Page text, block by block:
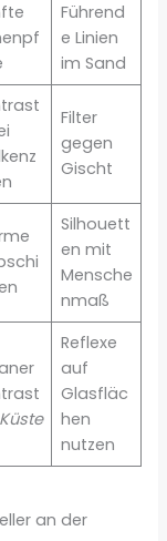
Führend
e Linien
im Sand
Filter
gegen
Gischt
Silhouett
en mit
Mensche
nmaß
Küste
Reflexe
auf
Glasfläc
hen
nutzen
an der